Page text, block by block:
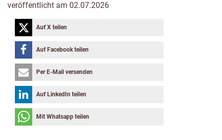
veröffentlicht am 02.07.2026
Auf X teilen
Auf Facebook teilen
Per E-Mail versenden
Auf LinkedIn teilen
Mit Whatsapp teilen